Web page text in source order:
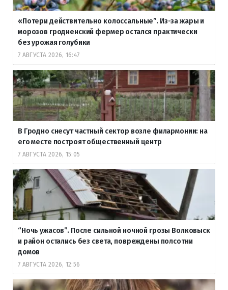
«Потери действительно колоссальные”. Из-за жары и
морозов гродненский фермер остался практически
без урожая голубики
7 АВГУСТА 2026, 16:47
В Гродно снесут частный сектор возле филармонии: на
его месте построят общественный центр
7 АВГУСТА 2026, 15:05
“Ночь ужасов”. После сильной ночной грозы Волковыск
и район остались без света, повреждены полсотни
домов
7 АВГУСТА 2026, 12:56